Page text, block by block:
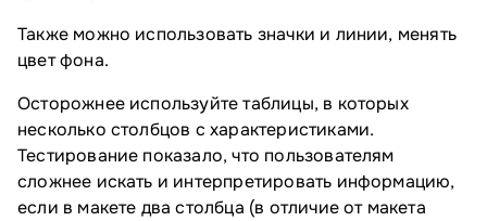
Также можно использовать значки и линии, менять
цвет фона.
Осторожнее используйте таблицы, в которых
несколько столбцов с характеристиками.
Тестирование показало, что пользователям
сложнее искать и интерпретировать информацию,
если в макете два столбца (в отличие от макета